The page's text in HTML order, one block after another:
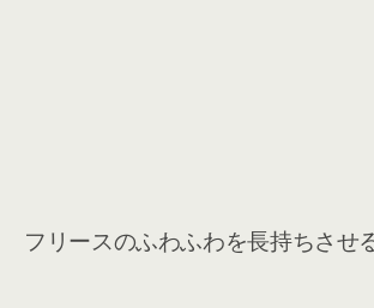
フリースのふわふわを長持ちさせ